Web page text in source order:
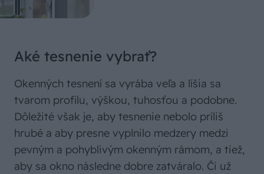
Aké tesnenie vybrať?
Okenných tesnení sa vyrába veľa a líšia sa
tvarom profilu, výškou, tuhosťou a podobne.
Dôležité však je, aby tesnenie nebolo príliš
hrubé a aby presne vyplnilo medzery medzi
pevným a pohyblivým okenným rámom, a tiež,
aby sa okno následne dobre zatváralo. Či už